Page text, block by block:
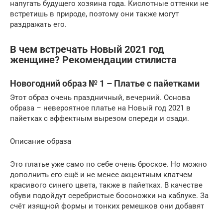
напугать будущего хозяина года. Кислотные оттенки не
встретишь в природе, поэтому они также могут
раздражать его.
В чем встречать Новый 2021 год
женщине? Рекомендации стилиста
Новогодний образ № 1 – Платье с пайетками
Этот образ очень праздничный, вечерний. Основа
образа – невероятное платье на Новый год 2021 в
пайетках с эффектным вырезом спереди и сзади.
Описание образа
Это платье уже само по себе очень броское. Но можно
дополнить его ещё и не менее акцентным клатчем
красивого синего цвета, также в пайетках. В качестве
обуви подойдут серебристые босоножки на каблуке. За
счёт изящной формы и тонких ремешков они добавят